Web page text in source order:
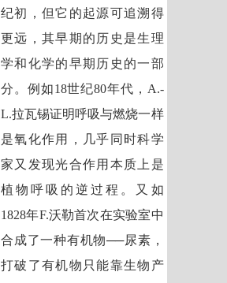
纪初，但它的起源可追溯得
更远，其早期的历史是生理
学和化学的早期历史的一部
分。例如18世纪80年代，A.-
L.拉瓦锡证明呼吸与燃烧一样
是氧化作用，几乎同时科学
家又发现光合作用本质上是
植物呼吸的逆过程。又如
1828年F.沃勒首次在实验室中
合成了一种有机物──尿素，
打破了有机物只能靠生物产